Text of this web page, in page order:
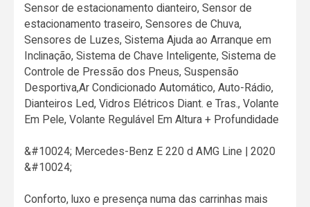
Sensor de estacionamento dianteiro, Sensor de
estacionamento traseiro, Sensores de Chuva,
Sensores de Luzes, Sistema Ajuda ao Arranque em
Inclinação, Sistema de Chave Inteligente, Sistema de
Controle de Pressão dos Pneus, Suspensão
Desportiva,Ar Condicionado Automático, Auto-Rádio,
Dianteiros Led, Vidros Elétricos Diant. e Tras., Volante
Em Pele, Volante Regulável Em Altura + Profundidade
&#10024; Mercedes-Benz E 220 d AMG Line | 2020
&#10024;
Conforto, luxo e presença numa das carrinhas mais